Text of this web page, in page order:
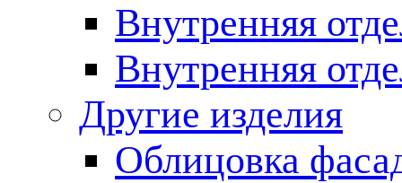
Внутренняя
Внутренняя
Другие изделия
Облицовка